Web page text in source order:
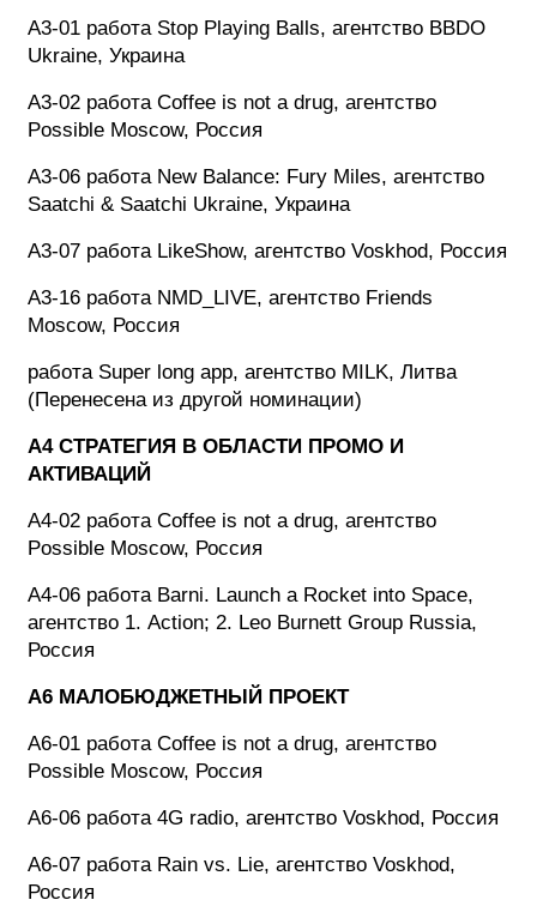
A3-01 работа Stop Playing Balls, агентство BBDO
Ukraine, Украина
A3-02 работа Coffee is not a drug, агентство
Possible Moscow, Россия
A3-06 работа New Balance: Fury Miles, агентство
Saatchi & Saatchi Ukraine, Украина
A3-07 работа LikeShow, агентство Voskhod, Россия
A3-16 работа NMD_LIVE, агентство Friends
Moscow, Россия
работа Super long app, агентство MILK, Литва
(Перенесена из другой номинации)
A4 СТРАТЕГИЯ В ОБЛАСТИ ПРОМО И
АКТИВАЦИЙ
A4-02 работа Coffee is not a drug, агентство
Possible Moscow, Россия
A4-06 работа Barni. Launch a Rocket into Space,
агентство 1. Action; 2. Leo Burnett Group Russia,
Россия
A6 МАЛОБЮДЖЕТНЫЙ ПРОЕКТ
A6-01 работа Coffee is not a drug, агентство
Possible Moscow, Россия
A6-06 работа 4G radio, агентство Voskhod, Россия
A6-07 работа Rain vs. Lie, агентство Voskhod,
Россия